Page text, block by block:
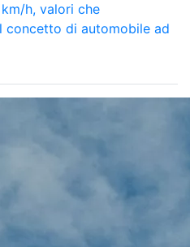
h, valori che
di automobile ad